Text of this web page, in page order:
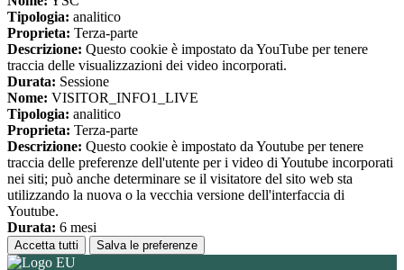
Tipologia: analitico
Proprieta: Terza-parte
Descrizione: Questo cookie è impostato da YouTube per tenere
traccia delle visualizzazioni dei video incorporati.
Durata: Sessione
Nome: VISITOR_INFO1_LIVE
Tipologia: analitico
Proprieta: Terza-parte
Descrizione: Questo cookie è impostato da Youtube per tenere
traccia delle preferenze dell'utente per i video di Youtube incorporati
nei siti; può anche determinare se il visitatore del sito web sta
utilizzando la nuova o la vecchia versione dell'interfaccia di
Youtube.
Durata: 6 mesi
Accetta tutti Salva le preferenze